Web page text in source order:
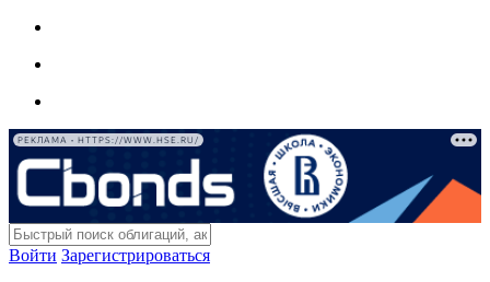
РЕКЛАМА • HTTPS://WWW.HSE.RU/
Войти Зарегистрироваться